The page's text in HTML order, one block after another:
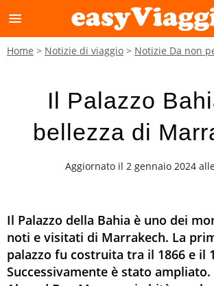
menu
Home Notizie di viaggio Notizie Da non
Il Palazzo
bellezza di
Aggiornato il 2 gennaio 2024
Il Palazzo della Bahia è uno dei
noti e visitati di Marrakech. La
palazzo fu costruita tra il 1866 e il
Successivamente è stato